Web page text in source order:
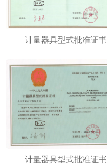
计量器具型式批准证书
计量器具型式批准证书